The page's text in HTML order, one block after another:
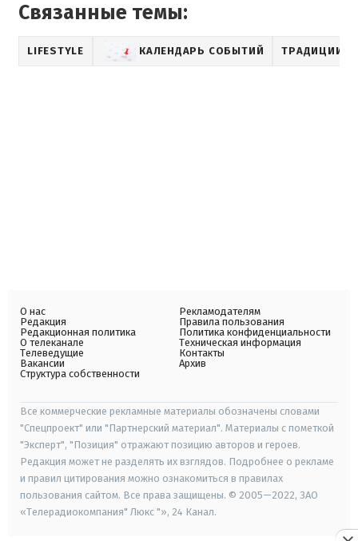
Связанные темы:
LIFESTYLE КАЛЕНДАРЬ СОБЫТИЙ ТРАДИЦИИ
О нас
Редакция
Редакционная политика
О телеканале
Телеведущие
Вакансии
Структура собственности
Рекламодателям
Правила пользования
Политика конфиденциальности
Техническая информация
Контакты
Архив
Все коммерческие рекламные материалы обозначены словами
"Спецпроект" или "Партнерский материал". Материалы с пометкой
"Эксперт", "Позиция" отражают позицию авторов и героев.
Редакция может не разделять их взглядов. Подробнее о рекламе
и правил цитирования можно ознакомиться в правилах
пользования сайтом. Все права защищены. © 2005—2022, ЗАО
«Телерадиокомпания" Люкс "», 24 Канал.